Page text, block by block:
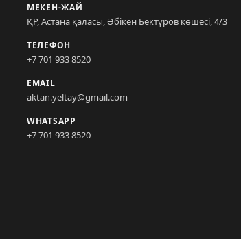
МЕКЕН-ЖАЙ
ҚР, Астана қаласы, Әбікен Бектұров көшесі, 4/3
ТЕЛЕФОН
+7 701 933 8520
EMAIL
aktan.yeltay@gmail.com
WHATSAPP
+7 701 933 8520